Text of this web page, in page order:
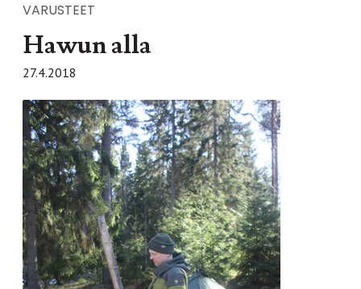
VARUSTEET
Hawun alla
27.4.2018